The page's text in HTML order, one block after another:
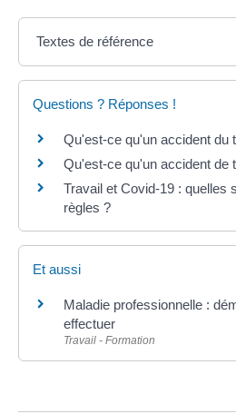
Textes de référence
Questions ? Réponses !
Qu'est-ce qu'un accident du
Qu'est-ce qu'un accident de
Travail et Covid-19 : quelles
règles ?
Et aussi
Maladie professionnelle :
effectuer
Travail - Formation